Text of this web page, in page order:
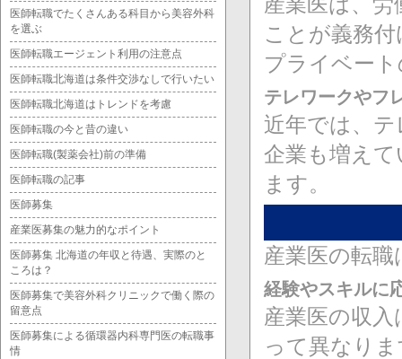
ことが義務
プライベー
テレワークやフ
近年では、
企業も増え
ます。
産業医の転
経験やスキルに
産業医の収
って異なり
医師転職でたくさんある科目から美容外科
を選ぶ
医師転職エージェント利用の注意点
医師転職北海道は条件交渉なしで行いたい
医師転職北海道はトレンドを考慮
医師転職の今と昔の違い
医師転職(製薬会社)前の準備
医師転職の記事
医師募集
産業医募集の魅力的なポイント
医師募集 北海道の年収と待遇、実際のと
ころは？
医師募集で美容外科クリニックで働く際の
留意点
医師募集による循環器内科専門医の転職事
情